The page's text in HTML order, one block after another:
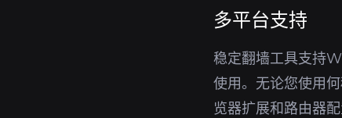
多平台支持
稳定翻墙工具支持
使用。无论您使用
览器扩展和路由器